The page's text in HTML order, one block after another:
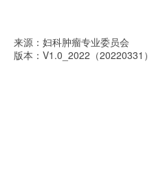
来源：妇科肿瘤专业委员会
版本：V1.0_2022（20220331）